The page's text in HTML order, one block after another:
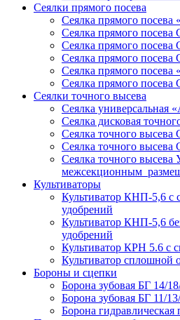
Сеялки прямого посева
Сеялка прямого посева
Сеялка прямого
Сеялка прямого
Сеялка прямого
Сеялка прямого
Сеялка прямого
Сеялки точного высева
Сеялка универсальная
Сеялка дисковая
Сеялка точного
Сеялка точного
Сеялка точного
межсекционным
Культиваторы
Культиватор КНП-5,6 с
удобрений
Культиватор КНП-5,6
удобрений
Культиватор КРН 5.6 с
Культиватор сплошной
Бороны и сцепки
Борона зубовая БГ 14/
Борона зубовая БГ 11/
Борона